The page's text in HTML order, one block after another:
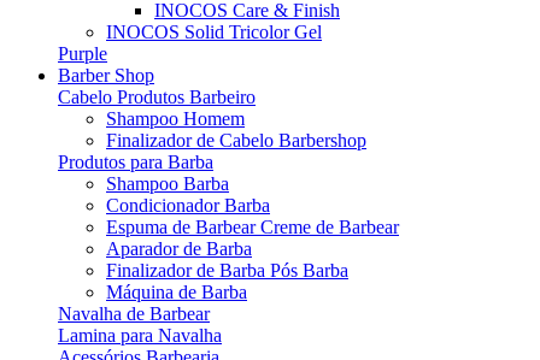
INOCOS Care & Finish
INOCOS Solid Tricolor Gel
Purple
Barber Shop
Cabelo Produtos Barbeiro
Shampoo Homem
Finalizador de Cabelo Barbershop
Produtos para Barba
Shampoo Barba
Condicionador Barba
Espuma de Barbear Creme de Barbear
Aparador de Barba
Finalizador de Barba Pós Barba
Máquina de Barba
Navalha de Barbear
Lamina para Navalha